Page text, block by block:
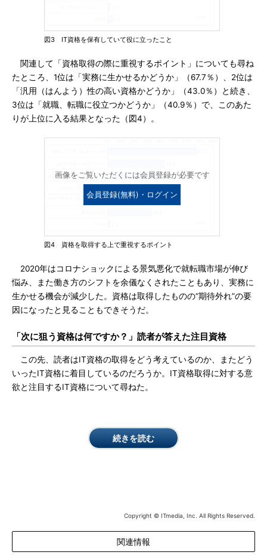
図3 IT資格を保有していて役に立ったこと
関連して「資格取得の際に重視するポイント」についても尋ね
たところ、1位は「実務に生かせるかどうか」（67.7％）、2位は
「汎用（はんよう）性の高い資格かどうか」（43.0％）と続き、
3位は「就職、転職に役立つかどうか」（40.9％）で、このあた
りが上位に入る結果となった（図4）。
画像をご覧いただくには会員登録が必要です
会員登録(無料)・ログイン
図4 資格を取得する上で重視するポイント
2020年はコロナショックによる景気悪化で就転職市場が伸び
悩み、また働き方のシフトを余儀なくされたこともあり、実務に
生かせる機会が減少した。資格は取得したものの“期待外れ”の要
因になったと見ることもできそうだ。
「次に狙う資格は何ですか？」読者が答えた注目資格
この先、読者はIT資格の取得をどう考えているのか、またどう
いったIT資格に着目しているのだろうか。IT資格取得に対する意
欲と注目するIT資格について尋ねた。
続きを読む
Copyright © ITmedia, Inc. All Rights Reserved.
関連情報